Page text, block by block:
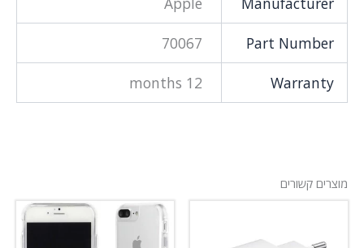
Part Number
70067
Warranty
12 months
מוצרים קשורים